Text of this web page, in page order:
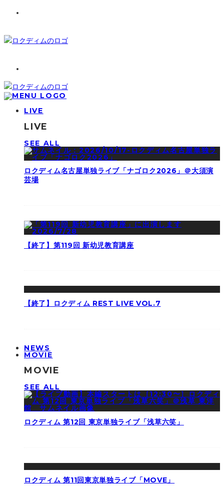
LIVE
LIVE
SEE ALL
ロクディム名古屋単独ライブ「ナゴロク2026」＠大須演
芸場
【終了】第119回 新幼児教育講座
【終了】ロクディム REST LIVE VOL.7
NEWS
MOVIE
MOVIE
SEE ALL
ロクディム 第12回 東京単独ライブ「浅草六笑」
ロクディム 第11回東京単独ライブ「MOVE」